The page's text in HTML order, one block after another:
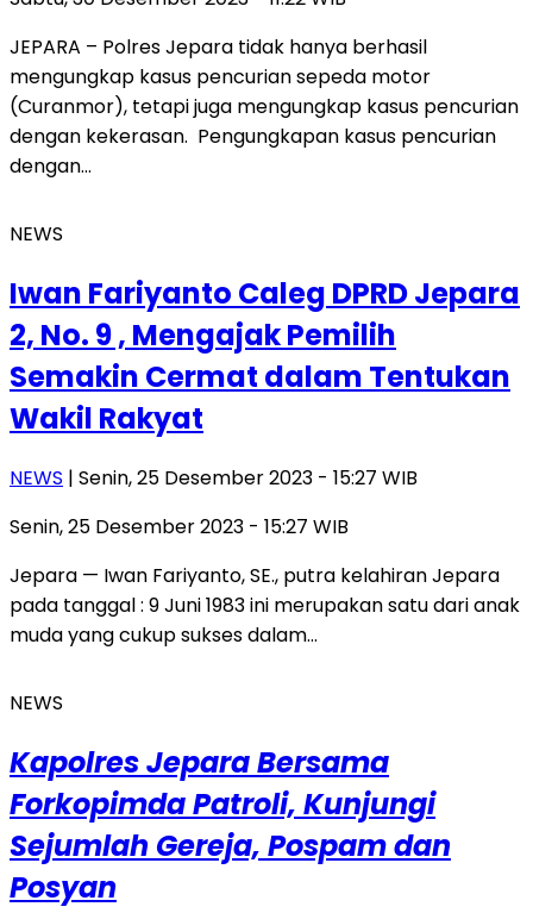
JEPARA – Polres Jepara tidak hanya berhasil
mengungkap kasus pencurian sepeda motor
(Curanmor), tetapi juga mengungkap kasus pencurian
dengan kekerasan. Pengungkapan kasus pencurian
dengan…
NEWS
Iwan Fariyanto Caleg DPRD Jepara
2, No. 9 , Mengajak Pemilih
Semakin Cermat dalam Tentukan
Wakil Rakyat
NEWS | Senin, 25 Desember 2023 - 15:27 WIB
Senin, 25 Desember 2023 - 15:27 WIB
Jepara — Iwan Fariyanto, SE., putra kelahiran Jepara
pada tanggal : 9 Juni 1983 ini merupakan satu dari anak
muda yang cukup sukses dalam…
NEWS
Kapolres Jepara Bersama
Forkopimda Patroli, Kunjungi
Sejumlah Gereja, Pospam dan
Posyan